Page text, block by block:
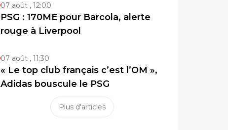
07 août , 12:00
PSG : 170ME pour Barcola, alerte
rouge à Liverpool
07 août , 11:30
« Le top club français c’est l’OM »,
Adidas bouscule le PSG
Plus d'articles